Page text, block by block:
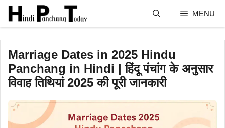
Skip
content
MENU
Marriage Dates in 2025 Hindu
Panchang in Hindi | हिंदू पंचांग के अनुसार
विवाह तिथियां 2025 की पूरी जानकारी